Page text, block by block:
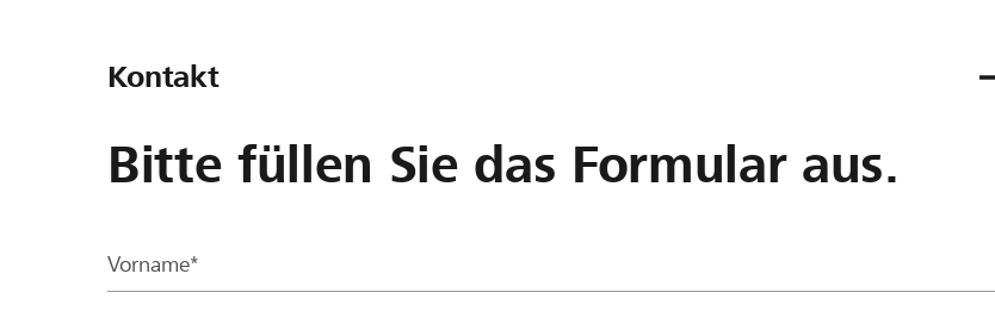
Kontakt
Bitte füllen Sie das Formular aus.
Vorname*